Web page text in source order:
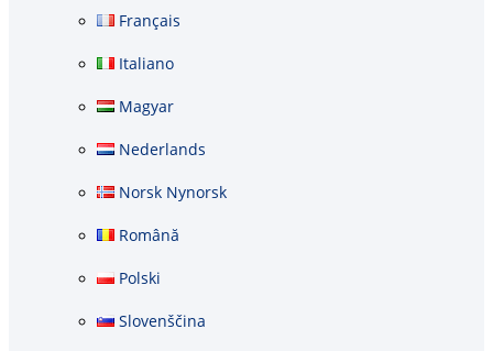
Français
Italiano
Magyar
Nederlands
Norsk Nynorsk
Română
Polski
Slovenščina